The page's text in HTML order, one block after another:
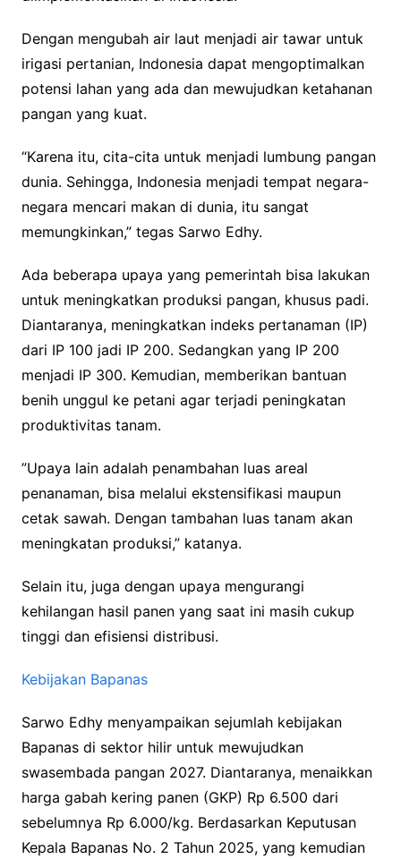
Dengan mengubah air laut menjadi air tawar untuk
irigasi pertanian, Indonesia dapat mengoptimalkan
potensi lahan yang ada dan mewujudkan ketahanan
pangan yang kuat.
“Karena itu, cita-cita untuk menjadi lumbung pangan
dunia. Sehingga, Indonesia menjadi tempat negara-
negara mencari makan di dunia, itu sangat
memungkinkan,” tegas Sarwo Edhy.
Ada beberapa upaya yang pemerintah bisa lakukan
untuk meningkatkan produksi pangan, khusus padi.
Diantaranya, meningkatkan indeks pertanaman (IP)
dari IP 100 jadi IP 200. Sedangkan yang IP 200
menjadi IP 300. Kemudian, memberikan bantuan
benih unggul ke petani agar terjadi peningkatan
produktivitas tanam.
”Upaya lain adalah penambahan luas areal
penanaman, bisa melalui ekstensifikasi maupun
cetak sawah. Dengan tambahan luas tanam akan
meningkatan produksi,” katanya.
Selain itu, juga dengan upaya mengurangi
kehilangan hasil panen yang saat ini masih cukup
tinggi dan efisiensi distribusi.
Kebijakan Bapanas
Sarwo Edhy menyampaikan sejumlah kebijakan
Bapanas di sektor hilir untuk mewujudkan
swasembada pangan 2027. Diantaranya, menaikkan
harga gabah kering panen (GKP) Rp 6.500 dari
sebelumnya Rp 6.000/kg. Berdasarkan Keputusan
Kepala Bapanas No. 2 Tahun 2025, yang kemudian